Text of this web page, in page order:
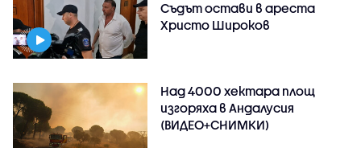
Съдът остави в ареста
Христо Широков
Над 4000 хектара площ
изгоряха в Андалусия
(ВИДЕО+СНИМКИ)